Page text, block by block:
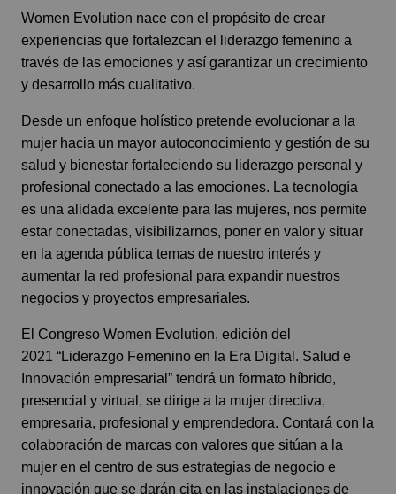
Women Evolution nace con el propósito de crear
experiencias que fortalezcan el liderazgo femenino a
través de las emociones y así garantizar un crecimiento
y desarrollo más cualitativo.
Desde un enfoque holístico pretende evolucionar a la
mujer hacia un mayor autoconocimiento y gestión de su
salud y bienestar fortaleciendo su liderazgo personal y
profesional conectado a las emociones. La tecnología
es una alidada excelente para las mujeres, nos permite
estar conectadas, visibilizarnos, poner en valor y situar
en la agenda pública temas de nuestro interés y
aumentar la red profesional para expandir nuestros
negocios y proyectos empresariales.
El Congreso Women Evolution, edición del
2021 “Liderazgo Femenino en la Era Digital. Salud e
Innovación empresarial” tendrá un formato híbrido,
presencial y virtual, se dirige a la mujer directiva,
empresaria, profesional y emprendedora. Contará con la
colaboración de marcas con valores que sitúan a la
mujer en el centro de sus estrategias de negocio e
innovación que se darán cita en las instalaciones de